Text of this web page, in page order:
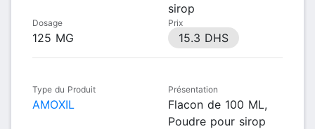
sirop
Dosage
125 MG
Prix
15.3 DHS
Type du Produit
AMOXIL
Présentation
Flacon de 100 ML,
Poudre pour sirop